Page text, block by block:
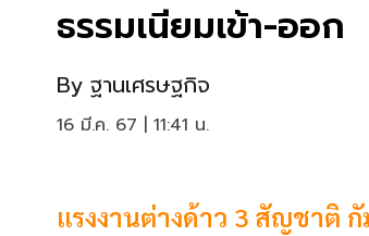
ธรรมเนียมเข้า-ออก
By ฐานเศรษฐกิจ
16 มี.ค. 67 | 11:41 น.
แรงงานต่างด้าว 3 สัญชาติ